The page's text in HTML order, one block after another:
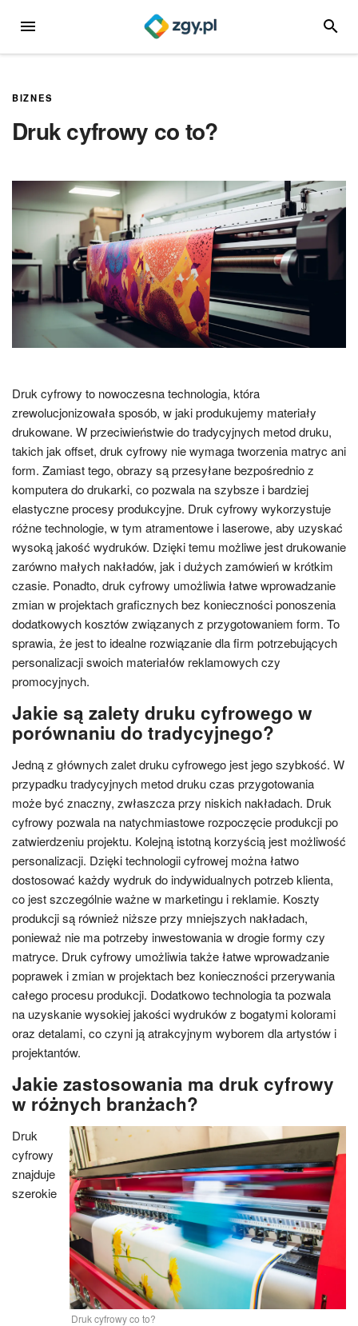
MENU
BIZNES
Druk cyfrowy co to?
Druk cyfrowy to nowoczesna technologia, która
zrewolucjonizowała sposób, w jaki produkujemy materiały
drukowane. W przeciwieństwie do tradycyjnych metod druku,
takich jak offset, druk cyfrowy nie wymaga tworzenia matryc ani
form. Zamiast tego, obrazy są przesyłane bezpośrednio z
komputera do drukarki, co pozwala na szybsze i bardziej
elastyczne procesy produkcyjne. Druk cyfrowy wykorzystuje
różne technologie, w tym atramentowe i laserowe, aby uzyskać
wysoką jakość wydruków. Dzięki temu możliwe jest drukowanie
zarówno małych nakładów, jak i dużych zamówień w krótkim
czasie. Ponadto, druk cyfrowy umożliwia łatwe wprowadzanie
zmian w projektach graficznych bez konieczności ponoszenia
dodatkowych kosztów związanych z przygotowaniem form. To
sprawia, że jest to idealne rozwiązanie dla firm potrzebujących
personalizacji swoich materiałów reklamowych czy
promocyjnych.
Jakie są zalety druku cyfrowego w
porównaniu do tradycyjnego?
Jedną z głównych zalet druku cyfrowego jest jego szybkość. W
przypadku tradycyjnych metod druku czas przygotowania
może być znaczny, zwłaszcza przy niskich nakładach. Druk
cyfrowy pozwala na natychmiastowe rozpoczęcie produkcji po
zatwierdzeniu projektu. Kolejną istotną korzyścią jest możliwość
personalizacji. Dzięki technologii cyfrowej można łatwo
dostosować każdy wydruk do indywidualnych potrzeb klienta,
co jest szczególnie ważne w marketingu i reklamie. Koszty
produkcji są również niższe przy mniejszych nakładach,
ponieważ nie ma potrzeby inwestowania w drogie formy czy
matryce. Druk cyfrowy umożliwia także łatwe wprowadzanie
poprawek i zmian w projektach bez konieczności przerywania
całego procesu produkcji. Dodatkowo technologia ta pozwala
na uzyskanie wysokiej jakości wydruków z bogatymi kolorami
oraz detalami, co czyni ją atrakcyjnym wyborem dla artystów i
projektantów.
Jakie zastosowania ma druk cyfrowy
w różnych branżach?
Druk cyfrowy co to?
Druk
cyfrowy
znajduje
szerokie